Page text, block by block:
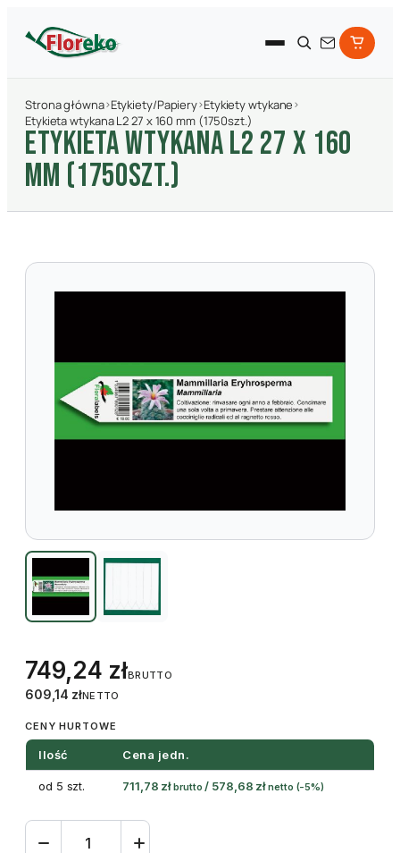
Strona główna›Etykiety/Papiery›Etykiety wtykane›
Etykieta wtykana L2 27 x 160 mm (1750szt.)
ETYKIETA WTYKANA L2 27 X 160
MM (1750SZT.)
749,24 złBRUTTO
609,14 złNETTO
CENY HURTOWE
Ilość Cena jedn.
od 5 szt. 711,78 zł brutto / 578,68 zł netto (-5%)
ilość